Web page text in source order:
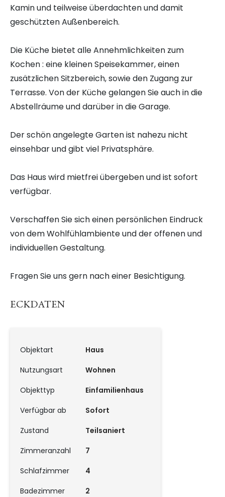
Kamin und teilweise überdachten und damit
geschützten Außenbereich.
Die Küche bietet alle Annehmlichkeiten zum
Kochen : eine kleinen Speisekammer, einen
zusätzlichen Sitzbereich, sowie den Zugang zur
Terrasse. Von der Küche gelangen Sie auch in die
Abstellräume und darüber in die Garage.
Der schön angelegte Garten ist nahezu nicht
einsehbar und gibt viel Privatsphäre.
Das Haus wird mietfrei übergeben und ist sofort
verfügbar.
Verschaffen Sie sich einen persönlichen Eindruck
von dem Wohlfühlambiente und der offenen und
individuellen Gestaltung.
Fragen Sie uns gern nach einer Besichtigung.
ECKDATEN
Objektart
Haus
Nutzungsart
Wohnen
Objekttyp
Einfamilienhaus
Verfügbar ab
Sofort
Zustand
Teilsaniert
Zimmeranzahl
7
Schlafzimmer
4
Badezimmer
2